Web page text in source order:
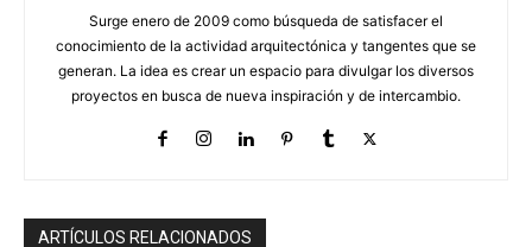
Surge enero de 2009 como búsqueda de satisfacer el
conocimiento de la actividad arquitectónica y tangentes que se
generan. La idea es crear un espacio para divulgar los diversos
proyectos en busca de nueva inspiración y de intercambio.
ARTÍCULOS RELACIONADOS